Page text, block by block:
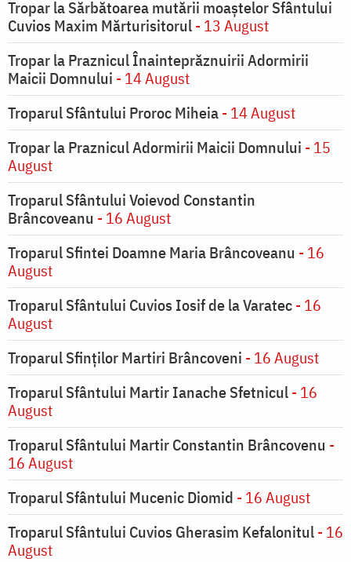
Tropar la Sărbătoarea mutării moaştelor Sfântului
Cuvios Maxim Mărturisitorul- 13 August
Tropar la Praznicul Înainteprăznuirii Adormirii
Maicii Domnului - 14 August
Troparul Sfântului Proroc Miheia- 14 August
Tropar la Praznicul Adormirii Maicii Domnului - 15
August
Troparul Sfântului Voievod Constantin
Brâncoveanu - 16 August
Troparul Sfintei Doamne Maria Brâncoveanu - 16
August
Troparul Sfântului Cuvios Iosif de la Varatec- 16
August
Troparul Sfinților Martiri Brâncoveni - 16 August
Troparul Sfântului Martir Ianache Sfetnicul- 16
August
Troparul Sfântului Martir Constantin Brâncovenu -
16 August
Troparul Sfântului Mucenic Diomid - 16 August
Troparul Sfântului Cuvios Gherasim Kefalonitul- 16
August